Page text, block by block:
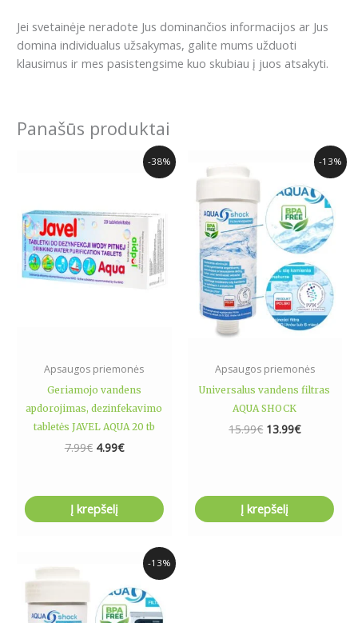
Jei svetainėje neradote Jus dominančios informacijos ar Jus
domina individualus užsakymas, galite mums užduoti
klausimus ir mes pasistengsime kuo skubiau į juos atsakyti.
Panašūs produktai
-38%
Apsaugos priemonės
Geriamojo vandens
apdorojimas, dezinfekavimo
tabletės JAVEL AQUA 20 tb
7.99€ 4.99€
Current
price
Į krepšelį
-13%
Apsaugos priemonės
Universalus vandens filtras
AQUA SHOCK
15.99€
15.99€.
13.99€
Current
price
is:
13.99€.
Į krepšelį
-13%
15.99€.
Current
price
is:
13.99€.